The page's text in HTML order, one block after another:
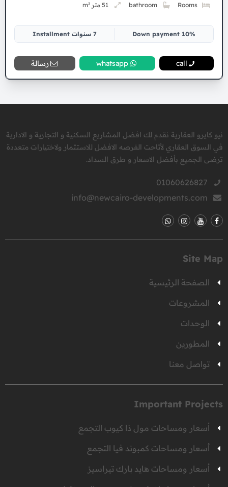
Rooms
bathroom 51 متر m²
10% Down payment 7 سنوات Installment
call
whatsapp رسالة
نيو كايرو العقارية نقدم لك افضل المشاريع السكنية و التجارية و الادارية
في السوق العقاري لأتاحت الفرصه الافضل للاستثمار ولاختيارات متعددة
ترضى الجميع بأفضل الاسعار و طرق السداد.
01060626827
info@newcairo-developments.com
Site Map
الصفحة الرئيسية
المشروعات
الوحدات
المطورين
تواصل معنا
Important Projects
أسعار ومساحات مول ذا كيوب التجمع
أسعار ومساحات كمبوند فيا التجمع
أسعار ومساحات هايد بارك تيراسيز